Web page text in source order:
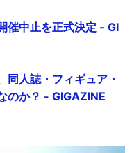
催中止を正式決定 - GI
同人誌・フィギュア・
のか？ - GIGAZINE